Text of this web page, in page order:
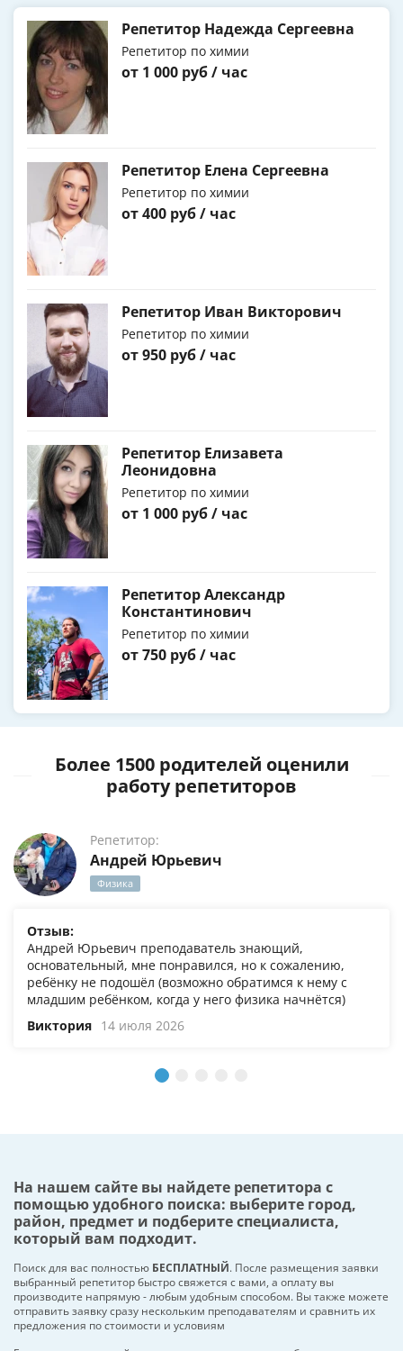
Репетитор Надежда Сергеевна
Репетитор по химии
от 1 000 руб / час
Репетитор Елена Сергеевна
Репетитор по химии
от 400 руб / час
Репетитор Иван Викторович
Репетитор по химии
от 950 руб / час
Репетитор Елизавета
Леонидовна
Репетитор по химии
от 1 000 руб / час
Репетитор Александр
Константинович
Репетитор по химии
от 750 руб / час
Более 1500 родителей оценили
работу репетиторов
Репетитор:
Андрей Юрьевич
Физика
Отзыв:
Андрей Юрьевич преподаватель знающий,
основательный, мне понравился, но к сожалению,
ребёнку не подошёл (возможно обратимся к нему с
младшим ребёнком, когда у него физика начнётся)
Виктория 14 июля 2026
На нашем сайте вы найдете репетитора с
помощью удобного поиска: выберите город,
район, предмет и подберите специалиста,
который вам подходит.
Поиск для вас полностью БЕСПЛАТНЫЙ. После размещения заявки
выбранный репетитор быстро свяжется с вами, а оплату вы
производите напрямую - любым удобным способом. Вы также можете
отправить заявку сразу нескольким преподавателям и сравнить их
предложения по стоимости и условиям